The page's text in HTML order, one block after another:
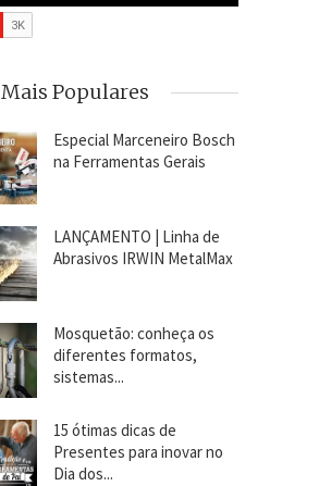
Mais Populares
Especial Marceneiro Bosch
na Ferramentas Gerais
LANÇAMENTO | Linha de
Abrasivos IRWIN MetalMax
Mosquetão: conheça os
diferentes formatos,
sistemas...
15 ótimas dicas de
Presentes para inovar no
Dia dos...